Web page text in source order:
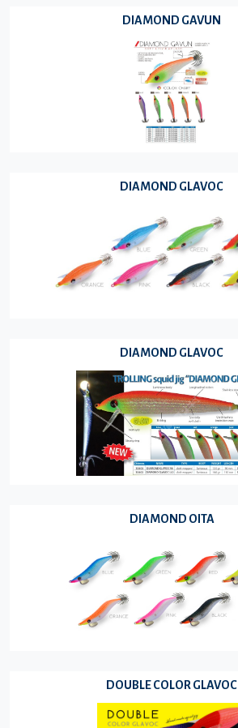
DIAMOND GAVUN
DIAMOND GLAVOC
DIAMOND GLAVOC
DIAMOND OITA
DOUBLE COLOR GLAVOC